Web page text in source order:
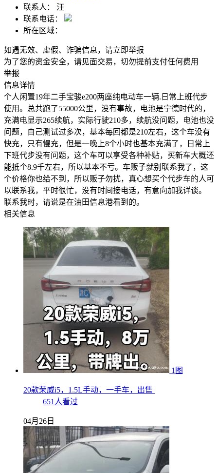
联系人：
汪
联系电话：
所在区域：
如遇无效、虚假、诈骗信息，请立即举报
为了您的资金安全，请见面交易，切勿提前支付任何费用
举报
信息详情
个人闲置19年二手宝骏e200两座纯电动车一辆.日常上班代步
使用。总共跑了55000公里，没有事故，电池是宁德时代的，
充满电显示265续航，实际行驶210多，续航没问题，电池也没
问题，自己测试过多次，基本每回都是210左右，这个车没有
快充，只有慢充，但是一晚上8个小时也基本充满了，日常上
下班代步没有问题，这个车可以享受各种补贴，买新车大概还
能抵个8.9千左右，所以基本不亏。车贩子就别联系我了，这
个价格你也给不到，所以贩子勿扰，真心想买个代步车的人可
以联系我，平时很忙，没有时间接电话，有意向加我详谈。
联系我时，请说是在油田信息港看到的。
相关信息
1图
20款荣威i5，1.5L手动，一手车，出售
651人看过
04月26日